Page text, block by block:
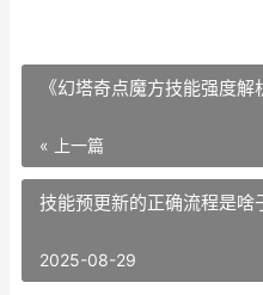
《幻塔奇点魔方技能强度
« 上一篇
技能预更新的正确流程是啥
2025-08-29